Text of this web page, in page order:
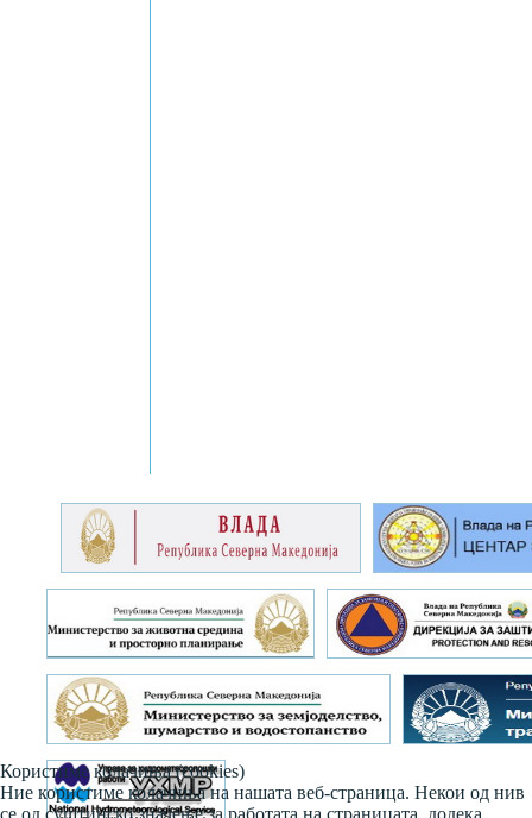
Користиме колачиња (cookies)
Ние користиме колачиња на нашата веб-страница. Некои од нив
се од суштинско значење за работата на страницата, додека